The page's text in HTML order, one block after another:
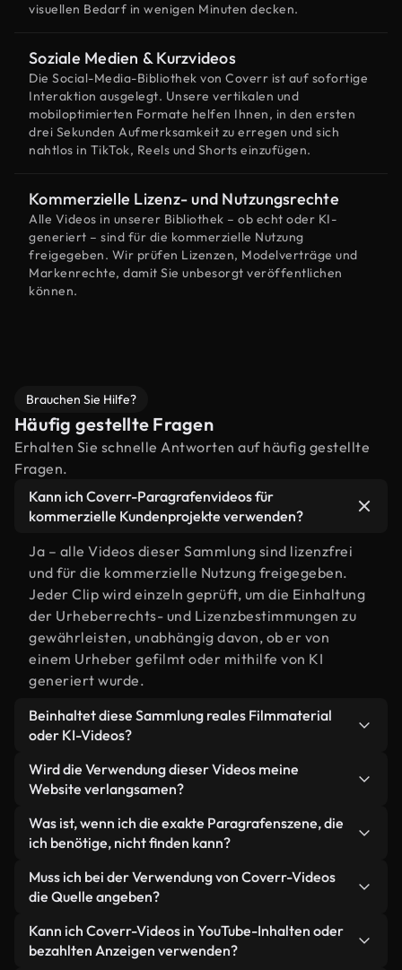
visuellen Bedarf in wenigen Minuten decken.
Soziale Medien & Kurzvideos
Die Social-Media-Bibliothek von Coverr ist auf sofortige
Interaktion ausgelegt. Unsere vertikalen und
mobiloptimierten Formate helfen Ihnen, in den ersten
drei Sekunden Aufmerksamkeit zu erregen und sich
nahtlos in TikTok, Reels und Shorts einzufügen.
Kommerzielle Lizenz- und Nutzungsrechte
Alle Videos in unserer Bibliothek – ob echt oder KI-
generiert – sind für die kommerzielle Nutzung
freigegeben. Wir prüfen Lizenzen, Modelverträge und
Markenrechte, damit Sie unbesorgt veröffentlichen
können.
Brauchen Sie Hilfe?
Häufig gestellte Fragen
Erhalten Sie schnelle Antworten auf häufig gestellte
Fragen.
Kann ich Coverr-Paragrafenvideos für
kommerzielle Kundenprojekte verwenden?
Ja – alle Videos dieser Sammlung sind lizenzfrei
und für die kommerzielle Nutzung freigegeben.
Jeder Clip wird einzeln geprüft, um die Einhaltung
der Urheberrechts- und Lizenzbestimmungen zu
gewährleisten, unabhängig davon, ob er von
einem Urheber gefilmt oder mithilfe von KI
generiert wurde.
Beinhaltet diese Sammlung reales Filmmaterial
oder KI-Videos?
Beides. Es handelt sich um eine Hybridbibliothek
aus realen, von Menschen aufgenommenen
generierten Videos. Jedes Video ist eindeutig
beschriftet, sodass Sie immer wissen, was Sie
verwenden.
Wird die Verwendung dieser Videos meine
Website verlangsamen?
Nicht, wenn Sie unsere optimierten Versionen
wählen. Wir bieten schlanke, webfähige Formate,
wurden – so bleibt die Qualität hoch, während
gleichzeitig die Ladezeiten minimiert und
Kennzahlen wie LCP verbessert werden.
Was ist, wenn ich die exakte Paragrafenszene, die
ich benötige, nicht finden kann?
Mit Coverr AI Studio erstellen Sie im
Handumdrehen ein solches Video. Beschreiben Sie
Sonnenuntergang" – und das Studio generiert
innerhalb von Sekunden ein individuelles Video für
Muss ich bei der Verwendung von Coverr-Videos
die Quelle angeben?
Eine Namensnennung ist nicht erforderlich. Alle
Videos in unserer Stockbibliothek sind lizenzfrei
Kann ich Coverr-Videos in YouTube-Inhalten oder
bezahlten Anzeigen verwenden?